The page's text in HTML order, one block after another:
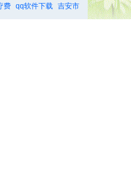
费 qq软件下载 吉安市